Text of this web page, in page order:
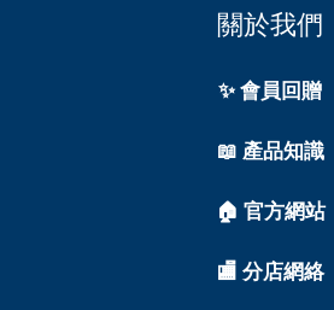
關於我們
✨ 會員回贈
📖 產品知識
🏠 官方網站
🏬 分店網絡